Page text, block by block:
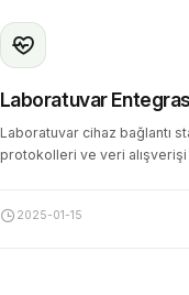
Laboratuvar
Laboratuvar cihaz bağlantı
protokolleri ve veri alışverişi
2025-01-15